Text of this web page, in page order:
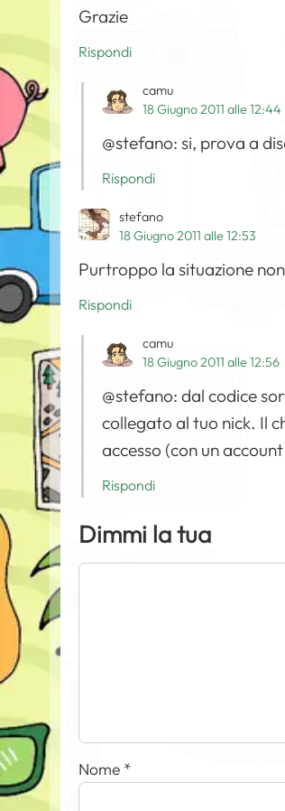
Grazie
Rispondi
camu
18 Giugno 2011 alle 12:44
@stefano: si, prova a
Rispondi
stefano
18 Giugno 2011 alle 12:53
Purtroppo la situazione
Rispondi
camu
18 Giugno 2011 alle 12:56
@stefano: dal codice
collegato al tuo nick. Il
accesso (con un
Rispondi
Dimmi la tua
Nome *